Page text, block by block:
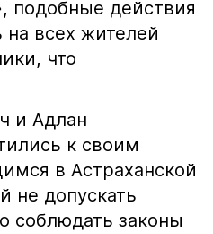
подобные действия
на всех жителей
что
и Адлан
к своим
в Астраханской
не допускать
соблюдать законы